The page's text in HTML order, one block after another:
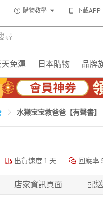
購物教學 下載APP
天免運 日本購物 品牌
水獭宝宝救爸爸【有聲書】
出貨速度 1 天 回應率
店家資訊頁面 配